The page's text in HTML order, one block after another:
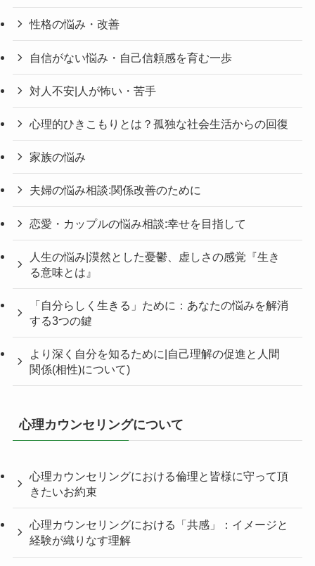
性格の悩み・改善
自信がない悩み・自己信頼感を育む一歩
対人不安|人が怖い・苦手
心理的ひきこもりとは？孤独な社会生活からの回復
家族の悩み
夫婦の悩み相談:関係改善のために
恋愛・カップルの悩み相談:幸せを目指して
人生の悩み|漠然とした憂鬱、虚しさの感覚『生き
る意味とは』
「自分らしく生きる」ために：あなたの悩みを解消
する3つの鍵
より深く自分を知るために|自己理解の促進と人間
関係(相性)について)
心理カウンセリングについて
心理カウンセリングにおける倫理と皆様に守って頂
きたいお約束
心理カウンセリングにおける「共感」：イメージと
経験が織りなす理解